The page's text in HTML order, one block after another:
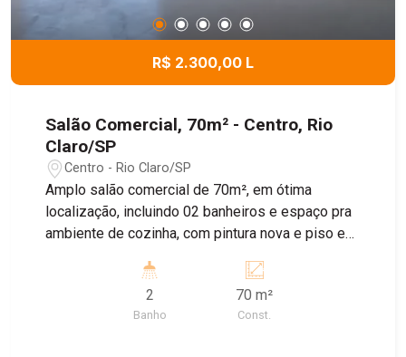
R$ 2.300,00 L
Salão Comercial, 70m² - Centro, Rio
Claro/SP
Centro - Rio Claro/SP
Amplo salão comercial de 70m², em ótima
localização, incluindo 02 banheiros e espaço pra
ambiente de cozinha, com pintura nova e piso em
ramo alimentício, vestuário, calçados,
atendimento a clientes, etc. Agende sua visita!
2
Banho
70 m²
Const.